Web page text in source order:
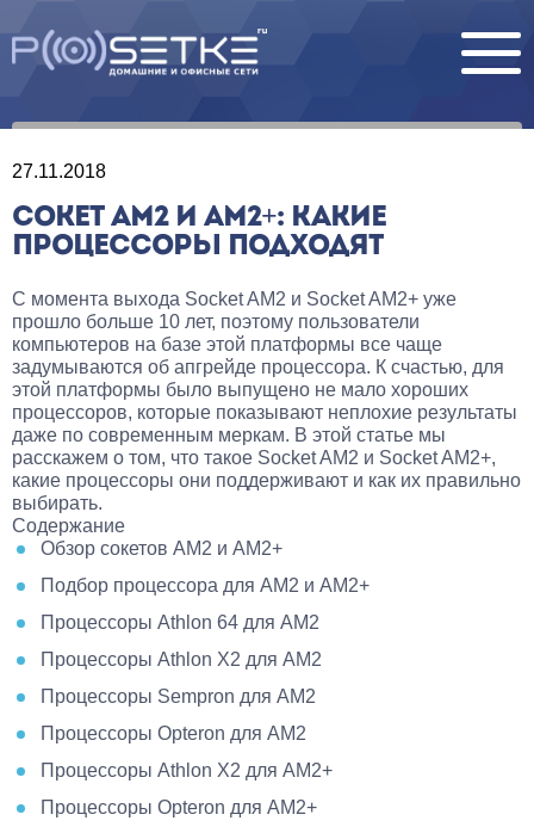
27.11.2018
СОКЕТ AM2 И AM2+: КАКИЕ
ПРОЦЕССОРЫ ПОДХОДЯТ
С момента выхода Socket AM2 и Socket AM2+ уже
прошло больше 10 лет, поэтому пользователи
компьютеров на базе этой платформы все чаще
задумываются об апгрейде процессора. К счастью, для
этой платформы было выпущено не мало хороших
процессоров, которые показывают неплохие результаты
даже по современным меркам. В этой статье мы
расскажем о том, что такое Socket AM2 и Socket AM2+,
какие процессоры они поддерживают и как их правильно
выбирать.
Содержание
Обзор сокетов AM2 и AM2+
Подбор процессора для AM2 и AM2+
Процессоры Athlon 64 для AM2
Процессоры Athlon X2 для AM2
Процессоры Sempron для AM2
Процессоры Opteron для AM2
Процессоры Athlon X2 для AM2+
Процессоры Opteron для AM2+